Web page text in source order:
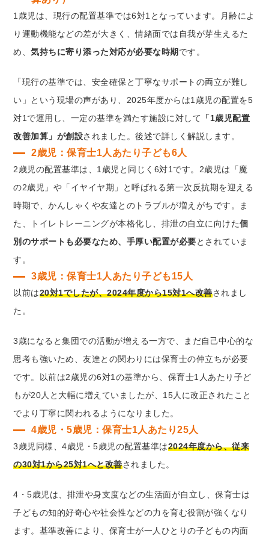
1歳児は、現行の配置基準では6対1となっています。月齢によ
り運動機能などの差が大きく、情緒面では自我が芽生えるた
め、気持ちに寄り添った対応が必要な時期 です。
「現行の基準では、安全確保と丁寧なサポートの両立が難し
い」という現場の声があり、2025年度からは1歳児の配置を5
対1で運用し、一定の基準を満たす施設に対して 「1歳児配置
改善加算」が創設されました。後述で詳しく解説します。
2歳児：保育士1人あたり子ども6人
2歳児の配置基準は、1歳児と同じく6対1です。2歳児は「魔
の2歳児」や「イヤイヤ期」と呼ばれる第一次反抗期を迎える
時期で、かんしゃくや友達とのトラブルが増えがちです。ま
た、トイレトレーニングが本格化し、排泄の自立に向けた個
別のサポートも必要なため、手厚い配置が必要とされていま
す。
3歳児：保育士1人あたり子ども15人
以前は20対1でしたが、2024年度から15対1へ改善されまし
た。
3歳になると集団での活動が増える一方で、まだ自己中心的な
思考も強いため、友達との関わりには保育士の仲立ちが必要
です。以前は2歳児の6対1の基準から、保育士1人あたり子ど
もが20人と大幅に増えていましたが、15人に改正されたこと
でより丁寧に関われるようになりました。
4歳児・5歳児：保育士1人あたり25人
3歳児同様、4歳児・5歳児の配置基準は2024年度から、従来
の30対1から25対1へと改善されました。
4・5歳児は、排泄や身支度などの生活面が自立し、保育士は
子どもの知的好奇心や社会性などの力を育む役割が強くなり
ます。基準改善により、保育士が一人ひとりの子どもの内面